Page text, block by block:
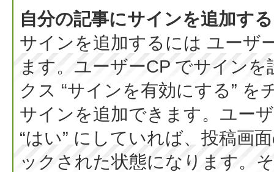
自分の記事にサインを追加す
サインを追加するには ユーザ
ます。ユーザーCP でサイン
クス “サインを有効にする”
サインを追加できます。ユー
“はい” にしていれば、投稿画
ックされた状態になります。